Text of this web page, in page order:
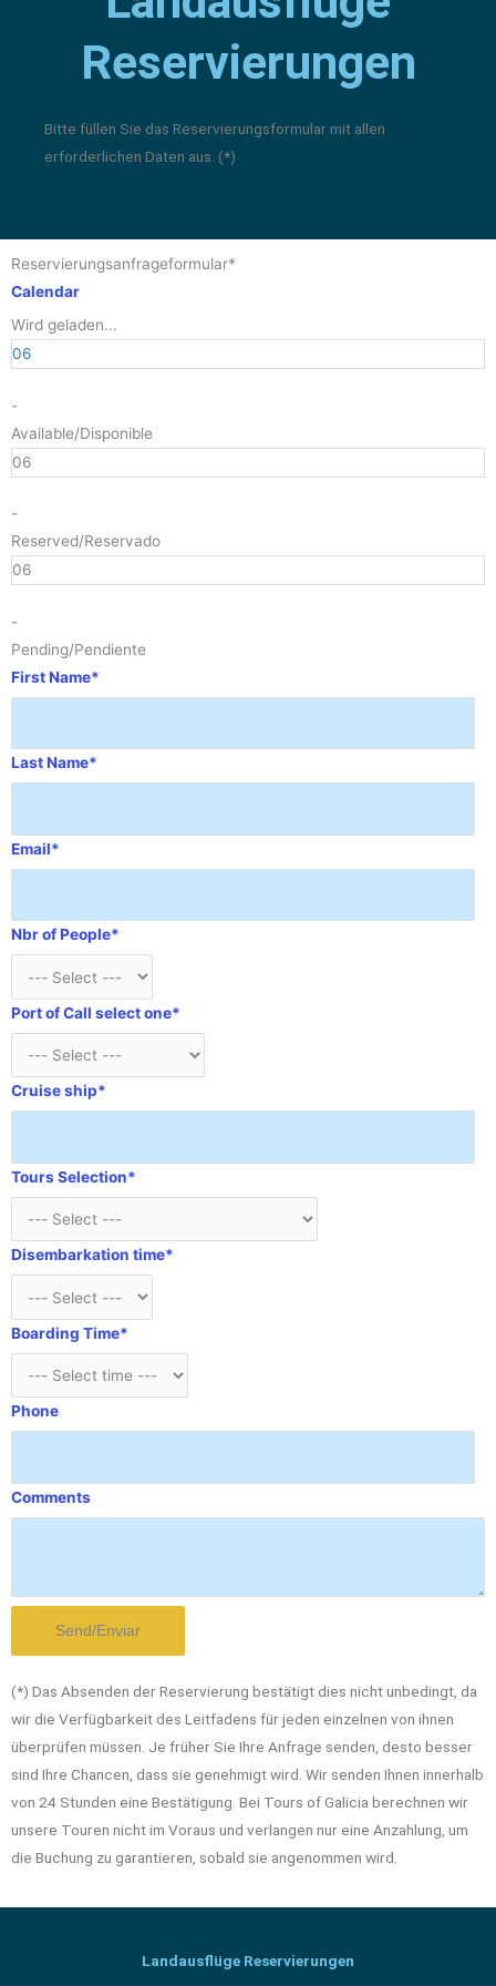
Reservierungen
Bitte füllen Sie das Reservierungsformular mit allen
erforderlichen Daten aus. (*)
Reservierungsanfrageformular*
Calendar
Wird geladen...
06
-
Available/Disponible
06
-
Reserved/Reservado
06
-
Pending/Pendiente
First Name*
Last Name*
Email*
Nbr of People*
Port of Call select one*
Cruise ship*
Tours Selection*
Disembarkation time*
Boarding Time*
Phone
Comments
(*) Das Absenden der Reservierung bestätigt dies nicht unbedingt, da
wir die Verfügbarkeit des Leitfadens für jeden einzelnen von ihnen
überprüfen müssen. Je früher Sie Ihre Anfrage senden, desto besser
sind Ihre Chancen, dass sie genehmigt wird. Wir senden Ihnen innerhalb
von 24 Stunden eine Bestätigung. Bei Tours of Galicia berechnen wir
unsere Touren nicht im Voraus und verlangen nur eine Anzahlung, um
die Buchung zu garantieren, sobald sie angenommen wird.
Landausflüge Reservierungen